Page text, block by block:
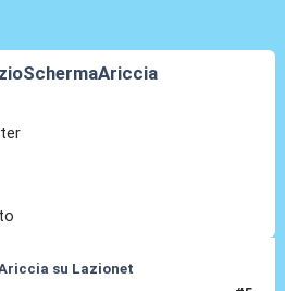
Ariccia su Lazionet